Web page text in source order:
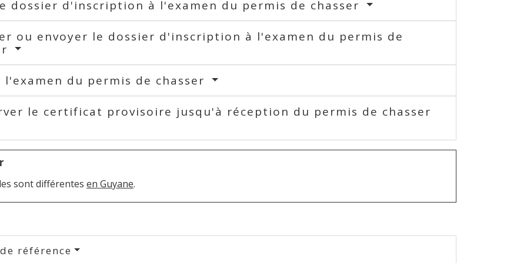
dossier d'inscription à l'examen du permis de chasser
ou envoyer le dossier d'inscription à l'examen du permis de
l'examen du permis de chasser
le certificat provisoire jusqu'à réception du permis de chasser
sont différentes en Guyane.
référence